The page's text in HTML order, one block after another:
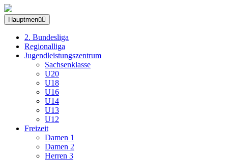
Hauptmenü
2. Bundesliga
Regionalliga
Jugendleistungszentrum
Sachsenklasse
U20
U18
U16
U14
U13
U12
Freizeit
Damen 1
Damen 2
Herren 3